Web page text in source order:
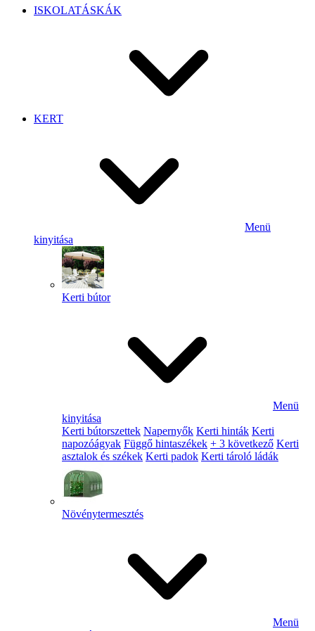
ISKOLATÁSKÁK
KERT
Menü
kinyitása
Kerti bútor
Menü
kinyitása
Kerti bútorszettek Napernyők Kerti hinták Kerti
napozóágyak Függő hintaszékek + 3 következő Kerti
asztalok és székek Kerti padok Kerti tároló ládák
Növénytermesztés
Menü